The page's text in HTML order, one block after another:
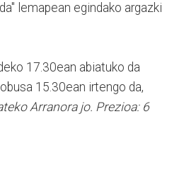
lemapean egindako argazki
17.30ean abiatuko da
15.30ean irtengo da,
Arranora jo. Prezioa: 6